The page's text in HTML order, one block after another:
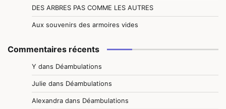
DES ARBRES PAS COMME LES AUTRES
Aux souvenirs des armoires vides
Commentaires récents
Y dans Déambulations
Julie dans Déambulations
Alexandra dans Déambulations